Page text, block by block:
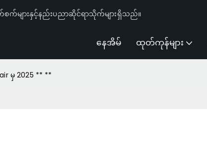
က်များနှင့်နည်းပညာဆိုင်ရာသိုက်များရှိသည်။
နေအိမ် ထုတ်ကုန်များ
မှ 2025 ** **